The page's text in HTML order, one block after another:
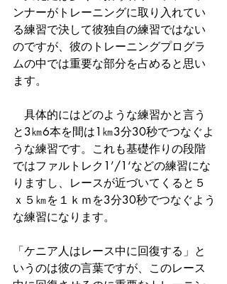
ンナーがトレーニングに取り入れてい
る練習で決して彼独自の練習ではない
のですが、彼のトレーニングプログラ
ムの中では重要な部分を占めると思い
ます。
具体的にはどのような練習かと言う
と3㎞6本を間は1㎞3分30秒でつなぐよ
うな練習です。これも基礎作りの段階
ではファルトレク1’/1‘などの練習にな
りますし、レースが近づいてくると５
ｘ５㎞を１ｋｍを3分30秒でつなぐよう
な練習になります。
「ケニア人はレース中に回復する」と
いうのは彼の言葉ですが、このレース